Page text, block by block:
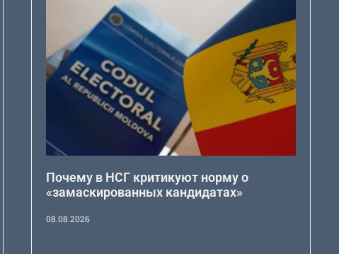
Почему в НСГ критикуют норму о
«замаскированных кандидатах»
08.08.2026